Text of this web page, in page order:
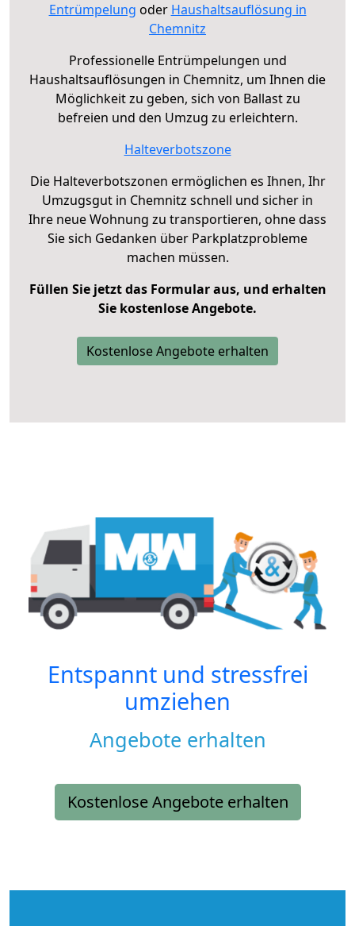
Entrümpelung oder Haushaltsauflösung in
Chemnitz
Professionelle Entrümpelungen und
Haushaltsauflösungen in Chemnitz, um Ihnen die
Möglichkeit zu geben, sich von Ballast zu
befreien und den Umzug zu erleichtern.
Halteverbotszone
Die Halteverbotszonen ermöglichen es Ihnen, Ihr
Umzugsgut in Chemnitz schnell und sicher in
Ihre neue Wohnung zu transportieren, ohne dass
Sie sich Gedanken über Parkplatzprobleme
machen müssen.
Füllen Sie jetzt das Formular aus, und erhalten
Sie kostenlose Angebote.
Kostenlose Angebote erhalten
Entspannt und stressfrei
umziehen
Angebote erhalten
Kostenlose Angebote erhalten